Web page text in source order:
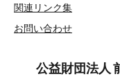
関連リンク集
お問い合わせ
公益財団法人